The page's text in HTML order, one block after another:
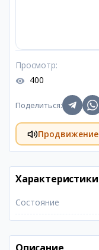
Просмотр:
400
Поделиться:
Продвижение
Характеристики
Состояние